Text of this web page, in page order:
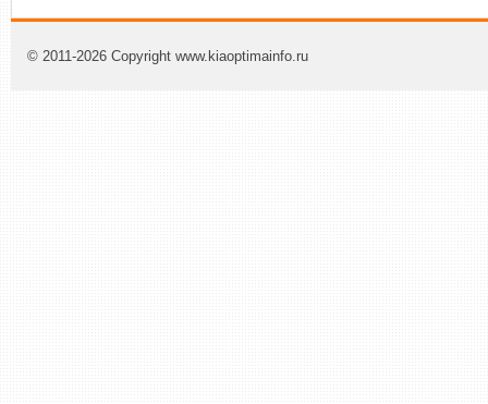
© 2011-2026 Copyright www.kiaoptimainfo.ru